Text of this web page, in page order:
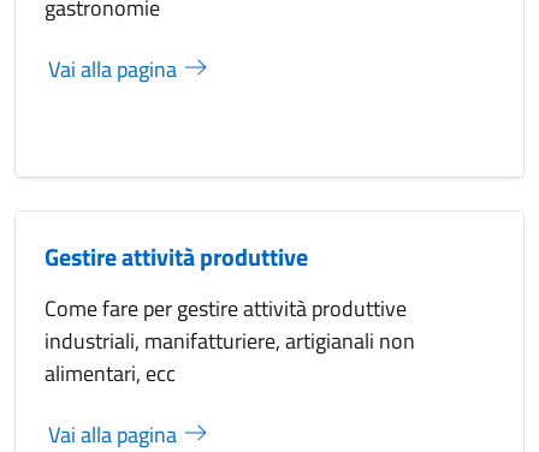
gastronomie
Vai alla pagina
Gestire attività produttive
Come fare per gestire attività produttive
industriali, manifatturiere, artigianali non
alimentari, ecc
Vai alla pagina